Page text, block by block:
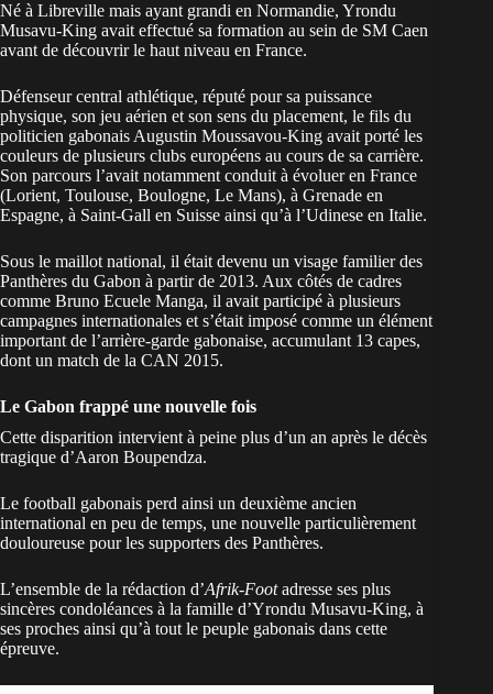
Né à Libreville mais ayant grandi en Normandie, Yrondu
Musavu-King avait effectué sa formation au sein de SM Caen
avant de découvrir le haut niveau en France.
Défenseur central athlétique, réputé pour sa puissance
physique, son jeu aérien et son sens du placement, le fils du
politicien gabonais Augustin Moussavou-King avait porté les
couleurs de plusieurs clubs européens au cours de sa carrière.
Son parcours l’avait notamment conduit à évoluer en France
(Lorient, Toulouse, Boulogne, Le Mans), à Grenade en
Espagne, à Saint-Gall en Suisse ainsi qu’à l’Udinese en Italie.
Sous le maillot national, il était devenu un visage familier des
Panthères du Gabon à partir de 2013. Aux côtés de cadres
comme Bruno Ecuele Manga, il avait participé à plusieurs
campagnes internationales et s’était imposé comme un élément
important de l’arrière-garde gabonaise, accumulant 13 capes,
dont un match de la CAN 2015.
Le Gabon frappé une nouvelle fois
Cette disparition intervient à peine plus d’un an après le décès
tragique d’Aaron Boupendza.
Le football gabonais perd ainsi un deuxième ancien
international en peu de temps, une nouvelle particulièrement
douloureuse pour les supporters des Panthères.
L’ensemble de la rédaction d’Afrik-Footadresse ses plus
sincères condoléances à la famille d’Yrondu Musavu-King, à
ses proches ainsi qu’à tout le peuple gabonais dans cette
épreuve.